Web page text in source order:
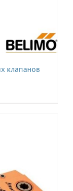
клапанов